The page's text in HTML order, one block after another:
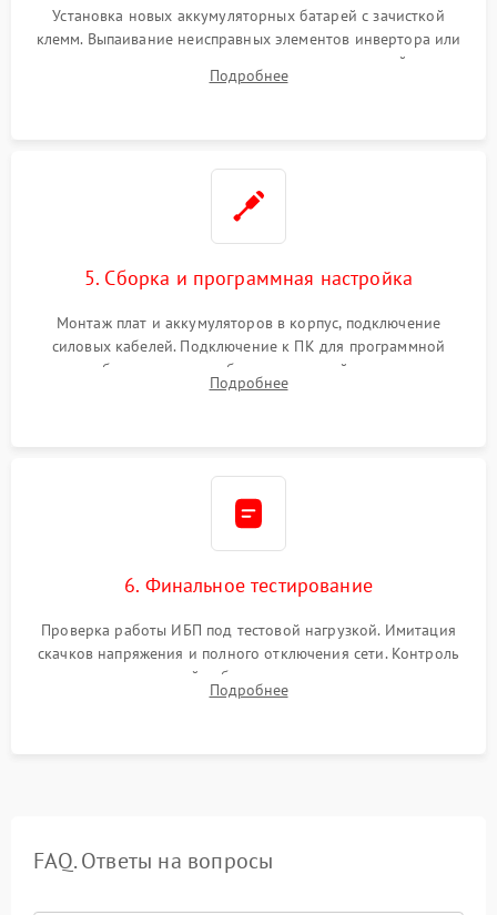
Установка новых аккумуляторных батарей с зачисткой
клемм. Выпаивание неисправных элементов инвертора или
цепи зарядки и монтаж новых радиодеталей.
Восстановление поврежденных токоведущих дорожек и
Подробнее
5. Сборка и программная настройка
Монтаж плат и аккумуляторов в корпус, подключение
силовых кабелей. Подключение к ПК для программной
калибровки констант батареи, настройки порогов
срабатывания AVR и сброса счетчиков старения АКБ.
Подробнее
6. Финальное тестирование
Проверка работы ИБП под тестовой нагрузкой. Имитация
скачков напряжения и полного отключения сети. Контроль
времени автономной работы, температурного режима и
корректности формы выходного сигнала.
Подробнее
FAQ. Ответы на вопросы